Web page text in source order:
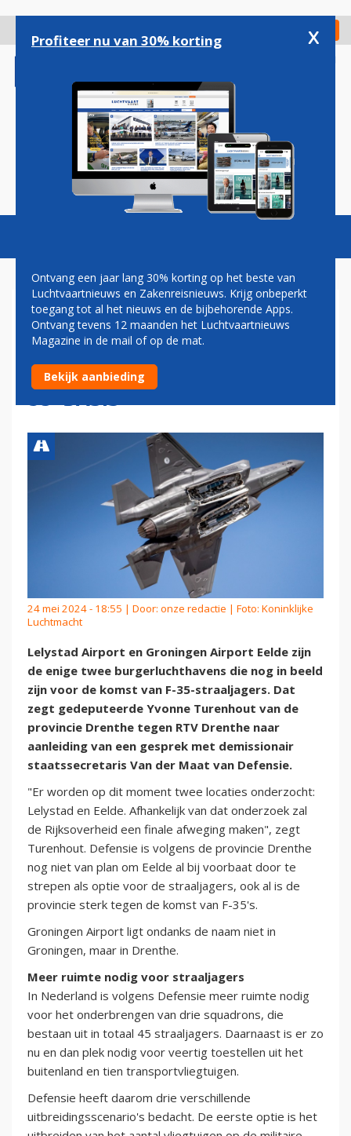
gaan
Check in
Magazine Podcasts Vacatures
'LELYSTAD AIRPORT EN
GRONINGEN AIRPORT ZIJN
NOG OPTIES VOOR NIEUWE F-
35-BASIS'
24 mei 2024 - 18:55 | Door: onze redactie | Foto: Koninklijke
Luchtmacht
Lelystad Airport en Groningen Airport Eelde zijn
de enige twee burgerluchthavens die nog in beeld
zijn voor de komst van F-35-straaljagers. Dat
zegt gedeputeerde Yvonne Turenhout van de
provincie Drenthe tegen RTV Drenthe naar
aanleiding van een gesprek met demissionair
staatssecretaris Van der Maat van Defensie.
"Er worden op dit moment twee locaties onderzocht:
Lelystad en Eelde. Afhankelijk van dat onderzoek zal
de Rijksoverheid een finale afweging maken", zegt
Turenhout. Defensie is volgens de provincie Drenthe
nog niet van plan om Eelde al bij voorbaat door te
strepen als optie voor de straaljagers, ook al is de
provincie sterk tegen de komst van F-35's.
Groningen Airport ligt ondanks de naam niet in
Groningen, maar in Drenthe.
Meer ruimte nodig voor straaljagers
In Nederland is volgens Defensie meer ruimte nodig
voor het onderbrengen van drie squadrons, die
bestaan uit in totaal 45 straaljagers. Daarnaast is er zo
nu en dan plek nodig voor veertig toestellen uit het
buitenland en tien transportvliegtuigen.
Defensie heeft daarom drie verschillende
uitbreidingsscenario's bedacht. De eerste optie is het
Profiteer nu van 30% korting x
Ontvang een jaar lang 30% korting op het beste van
Luchtvaartnieuws en Zakenreisnieuws. Krijg onbeperkt
toegang tot al het nieuws en de bijbehorende Apps.
Ontvang tevens 12 maanden het Luchtvaartnieuws
Magazine in de mail of op de mat.
Bekijk aanbieding